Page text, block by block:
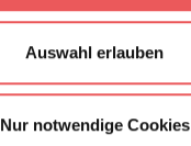
Auswahl erlauben
Nur notwendige Cookies